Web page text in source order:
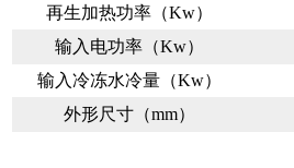
再生加热功率（Kw）
输入电功率（Kw）
输入冷冻水冷量（Kw）
外形尺寸（mm）